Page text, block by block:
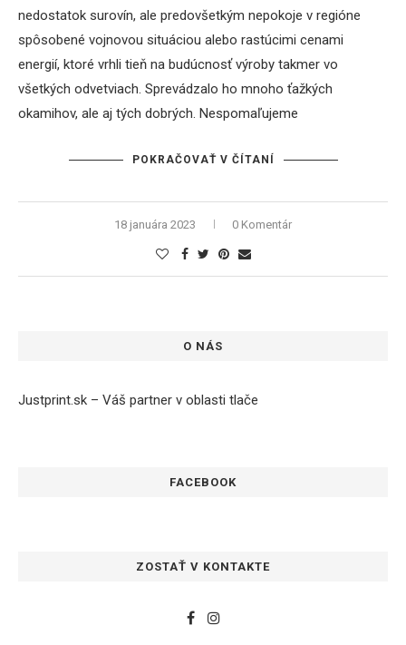
nedostatok surovín, ale predovšetkým nepokoje v regióne
spôsobené vojnovou situáciou alebo rastúcimi cenami
energií, ktoré vrhli tieň na budúcnosť výroby takmer vo
všetkých odvetviach. Sprevádzalo ho mnoho ťažkých
okamihov, ale aj tých dobrých. Nespomaľujeme
POKRAČOVAŤ V ČÍTANÍ
18 januára 2023 0 Komentár
O NÁS
Justprint.sk – Váš partner v oblasti tlače
FACEBOOK
ZOSTAŤ V KONTAKTE